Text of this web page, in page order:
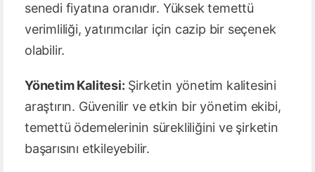
senedi fiyatına oranıdır. Yüksek temettü
verimliliği, yatırımcılar için cazip bir seçenek
olabilir.
Yönetim Kalitesi: Şirketin yönetim kalitesini
araştırın. Güvenilir ve etkin bir yönetim ekibi,
temettü ödemelerinin sürekliliğini ve şirketin
başarısını etkileyebilir.